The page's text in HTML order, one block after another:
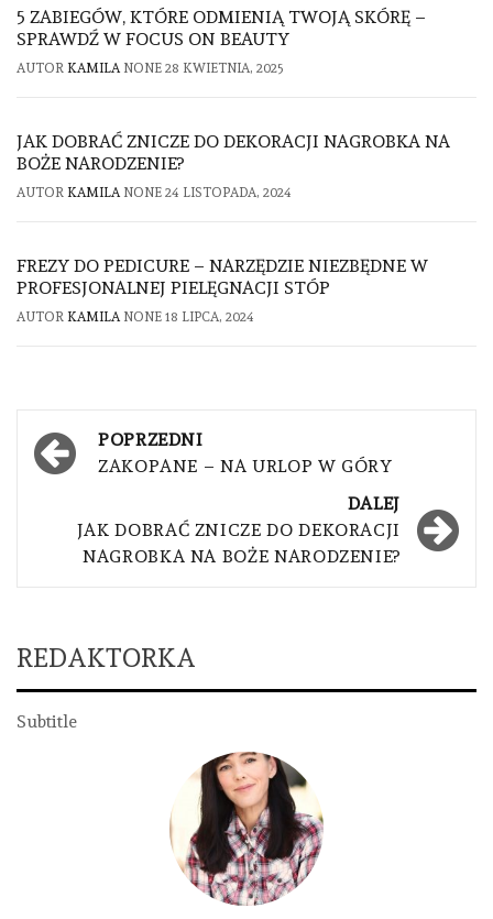
5 ZABIEGÓW, KTÓRE ODMIENIĄ TWOJĄ SKÓRĘ –
SPRAWDŹ W FOCUS ON BEAUTY
AUTOR KAMILA NONE 28 KWIETNIA, 2025
JAK DOBRAĆ ZNICZE DO DEKORACJI NAGROBKA NA
BOŻE NARODZENIE?
AUTOR KAMILA NONE 24 LISTOPADA, 2024
FREZY DO PEDICURE – NARZĘDZIE NIEZBĘDNE W
PROFESJONALNEJ PIELĘGNACJI STÓP
AUTOR KAMILA NONE 18 LIPCA, 2024
Nawigacja
wpisu
POPRZEDNI
ZAKOPANE – NA URLOP W GÓRY
DALEJ
JAK DOBRAĆ ZNICZE DO DEKORACJI
NAGROBKA NA BOŻE NARODZENIE?
REDAKTORKA
Subtitle